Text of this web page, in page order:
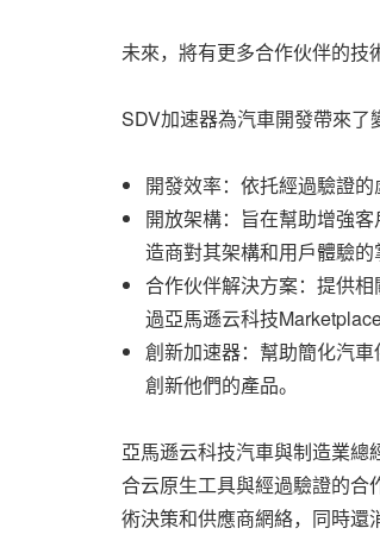
未來，將有更多合作伙伴的技
SDV加速器為汽車開發帶來了
開發效率：依托經過驗證
開放架構：旨在幫助增強
造商對其架構和用戶體驗的
合作伙伴解決方案：提供
過亞馬遜云科技
創新加速器：幫助簡化汽
創新他們的產品。
亞馬遜云科技汽車與制造業
合云原生工具與經過驗證的
術決策和供應商網絡，同時還